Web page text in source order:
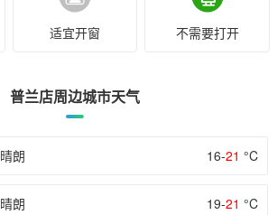
适宜开窗 不需要打开
普兰店周边城市天气
晴朗 16-21 °C
晴朗 19-21 °C